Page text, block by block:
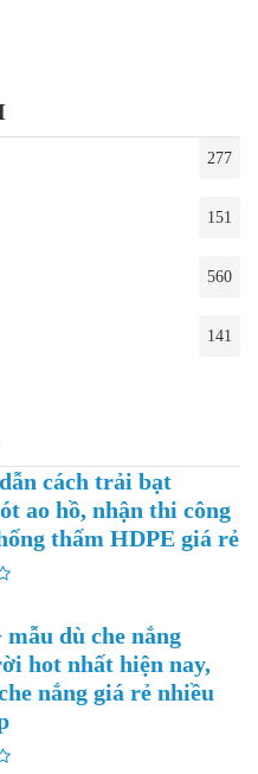
277
151
560
141
cách trải bạt
ao hồ, nhận thi công
thấm HDPE giá rẻ
mẫu dù che nắng
hot nhất hiện nay,
nắng giá rẻ nhiều